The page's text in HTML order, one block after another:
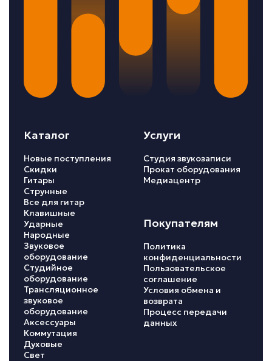
Каталог
Новые поступления
Скидки
Гитары
Струнные
Все для гитар
Клавишные
Ударные
Народные
Звуковое
оборудование
Студийное
оборудование
Трансляционное
звуковое
оборудование
Аксессуары
Коммутация
Духовые
Свет
Услуги
Студия звукозаписи
Прокат оборудования
Медиацентр
Покупателям
Политика
конфиденциальности
Пользовательское
соглашение
Условия обмена и
возврата
Процесс передачи
данных